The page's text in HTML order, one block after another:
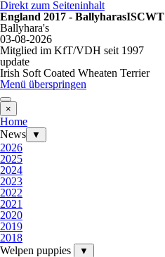
Direkt zum Seiteninhalt
England 2017 - BallyharasISCWT
Ballyhara's
03-08-2026
Mitglied im KfT/VDH seit 1997
update
Irish Soft Coated Wheaten Terrier
Menü überspringen
×
Home
News
▼
2026
2025
2024
2023
2022
2021
2020
2019
2018
Welpen puppies
▼